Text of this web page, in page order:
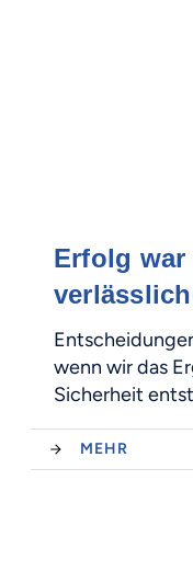
Erfolg war
wenn wir das
Sicherheit
MEHR